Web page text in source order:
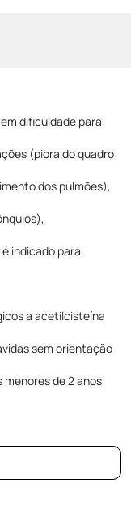
dificuldade para
(piora do quadro
dos pulmões),
indicado para
a acetilcisteína
sem orientação
de 2 anos